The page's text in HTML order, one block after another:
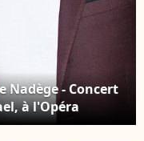
Nadège - Concert
à l'Opéra